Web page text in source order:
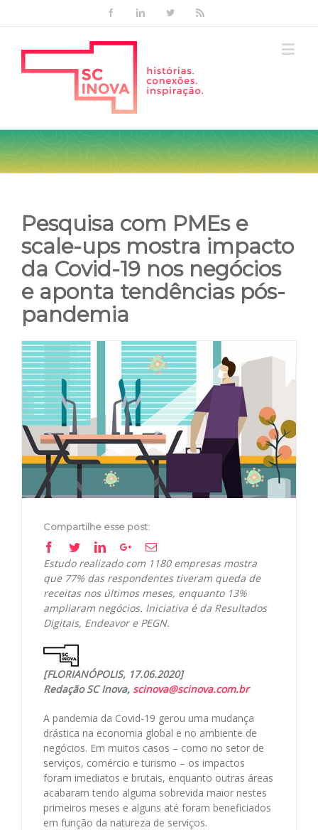
FacebookLinkedinTwitter
Pesquisa com PMEs e
scale-ups mostra impacto
da Covid-19 nos negócios
e aponta tendências pós-
pandemia
View
Larger
Image
Compartilhe esse post:
Facebook
TwitterLinkedinGoogle+Email
Estudo realizado com 1180 empresas mostra
que 77% das respondentes tiveram queda de
receitas nos últimos meses, enquanto 13%
ampliaram negócios. Iniciativa é da Resultados
Digitais, Endeavor e PEGN.
[FLORIANÓPOLIS, 17.06.2020]
Redação SC Inova, scinova@scinova.com.br
A pandemia da Covid-19 gerou uma mudança
drástica na economia global e no ambiente de
negócios. Em muitos casos – como no setor de
serviços, comércio e turismo – os impactos
foram imediatos e brutais, enquanto outras áreas
acabaram tendo alguma sobrevida maior nestes
primeiros meses e alguns até foram beneficiados
em função da natureza de serviços.